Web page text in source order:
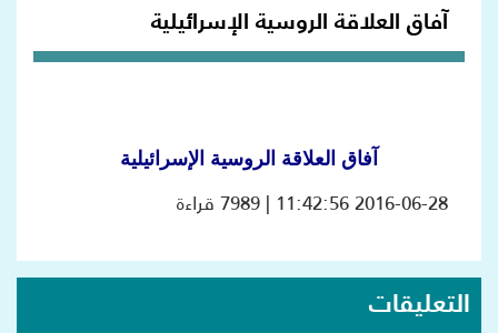
آفاق العلاقة الروسية الإسرائيلية
آفاق العلاقة الروسية الإسرائيلية
2016-06-28 11:42:56 | 7989 قراءة
التعليقات